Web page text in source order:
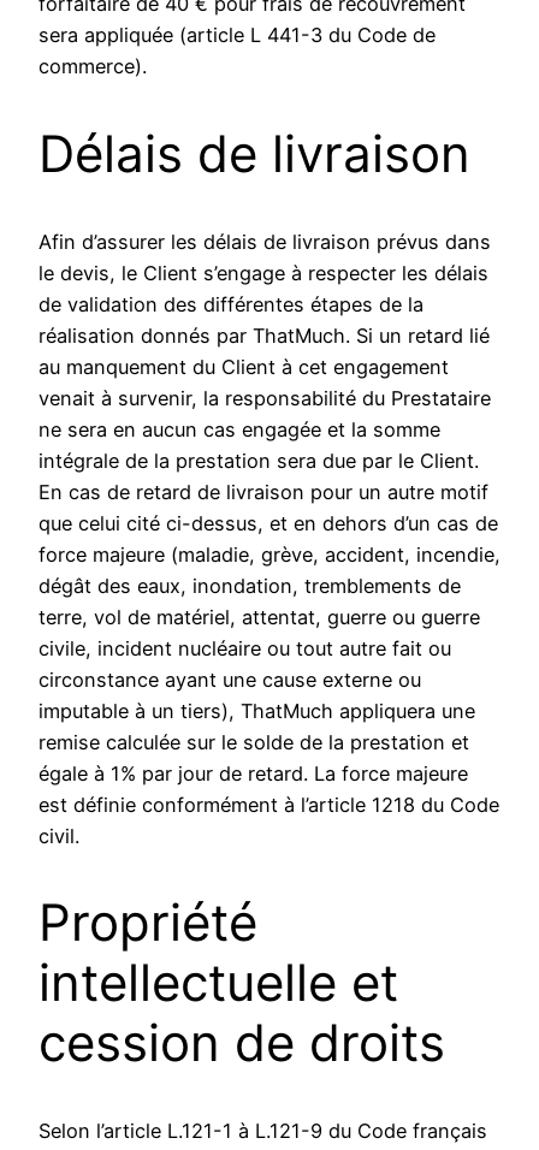
sera appliquée (article L 441-3 du Code de
commerce).
Délais de livraison
Afin d’assurer les délais de livraison prévus dans
le devis, le Client s’engage à respecter les délais
de validation des différentes étapes de la
réalisation donnés par ThatMuch. Si un retard lié
au manquement du Client à cet engagement
venait à survenir, la responsabilité du Prestataire
ne sera en aucun cas engagée et la somme
intégrale de la prestation sera due par le Client.
En cas de retard de livraison pour un autre motif
que celui cité ci-dessus, et en dehors d’un cas de
force majeure (maladie, grève, accident, incendie,
dégât des eaux, inondation, tremblements de
terre, vol de matériel, attentat, guerre ou guerre
civile, incident nucléaire ou tout autre fait ou
circonstance ayant une cause externe ou
imputable à un tiers), ThatMuch appliquera une
remise calculée sur le solde de la prestation et
égale à 1% par jour de retard. La force majeure
est définie conformément à l’article 1218 du Code
civil.
Propriété
intellectuelle et
cession de droits
Selon l’article L.121-1 à L.121-9 du Code français